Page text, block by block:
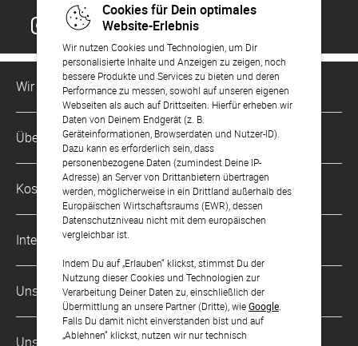
Cookies für Dein optimales
Website-Erlebnis
Wir nutzen Cookies und Technologien, um Dir
personalisierte Inhalte und Anzeigen zu zeigen, noch
bessere Produkte und Services zu bieten und deren
Performance zu messen, sowohl auf unseren eigenen
Webseiten als auch auf Drittseiten. Hierfür erheben wir
Daten von Deinem Endgerät (z. B.
Geräteinformationen, Browserdaten und Nutzer-ID).
Dazu kann es erforderlich sein, dass
personenbezogene Daten (zumindest Deine IP-
Adresse) an Server von Drittanbietern übertragen
werden, möglicherweise in ein Drittland außerhalb des
Europäischen Wirtschaftsraums (EWR), dessen
Datenschutzniveau nicht mit dem europäischen
vergleichbar ist.
Indem Du auf „Erlauben“ klickst, stimmst Du der
Nutzung dieser Cookies und Technologien zur
Verarbeitung Deiner Daten zu, einschließlich der
Übermittlung an unsere Partner (Dritte), wieGoogle
Falls Du damit nicht einverstanden bist und auf
„Ablehnen“ klickst, nutzen wir nur technisch
Wir sind für Dich da
Kundenservice-Hotline
0221 956 725 10
Mo. - Fr. von 9 bis 17 Uhr
kontakt@sendmoments.de
Über Uns
Philosophie
Karriere
Impressum
AGB & Widerrufsrecht
Zahlung & Versand
Datenschutz
Kostenlose Services
Musterkarten
Digitale Fotoalben
Digitale Gästelisten
FAQ & Hilfe
International
Österreich
Schweiz
Frankreich
Unsere Zahlungsarten
Unsere Partner